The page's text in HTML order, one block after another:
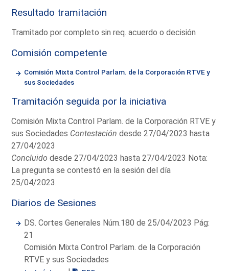
Resultado tramitación
Tramitado por completo sin req. acuerdo o decisión
Comisión competente
Comisión Mixta Control Parlam. de la Corporación RTVE y
sus Sociedades
Tramitación seguida por la iniciativa
Comisión Mixta Control Parlam. de la Corporación RTVE y
sus Sociedades Contestación desde 27/04/2023 hasta
27/04/2023
Concluido desde 27/04/2023 hasta 27/04/2023 Nota:
La pregunta se contestó en la sesión del día
25/04/2023.
Diarios de Sesiones
DS. Cortes Generales Núm.180 de 25/04/2023 Pág:
21
Comisión Mixta Control Parlam. de la Corporación
RTVE y sus Sociedades